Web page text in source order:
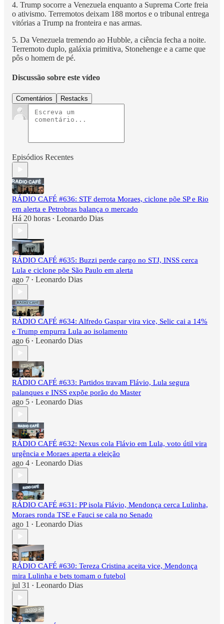
4. Trump socorre a Venezuela enquanto a Suprema Corte freia
o ativismo. Terremotos deixam 188 mortos e o tribunal entrega
vitórias a Trump na fronteira e nas armas.
5. Da Venezuela tremendo ao Hubble, a ciência fecha a noite.
Terremoto duplo, galáxia primitiva, Stonehenge e a carne que
pôs o homem de pé.
Discussão sobre este vídeo
Comentários Restacks
Episódios Recentes
RÁDIO CAFÉ #636: STF derrota Moraes, ciclone põe SP e Rio
em alerta e Petrobras balança o mercado
Há 20 horas • Leonardo Dias
RÁDIO CAFÉ #635: Buzzi perde cargo no STJ, INSS cerca
Lula e ciclone põe São Paulo em alerta
ago 7 • Leonardo Dias
RÁDIO CAFÉ #634: Alfredo Gaspar vira vice, Selic cai a 14%
e Trump empurra Lula ao isolamento
ago 6 • Leonardo Dias
RÁDIO CAFÉ #633: Partidos travam Flávio, Lula segura
palanques e INSS expõe porão do Master
ago 5 • Leonardo Dias
RÁDIO CAFÉ #632: Nexus cola Flávio em Lula, voto útil vira
urgência e Moraes aperta a eleição
ago 4 • Leonardo Dias
RÁDIO CAFÉ #631: PP isola Flávio, Mendonça cerca Lulinha,
Moraes ronda TSE e Fauci se cala no Senado
ago 1 • Leonardo Dias
RÁDIO CAFÉ #630: Tereza Cristina aceita vice, Mendonça
mira Lulinha e bets tomam o futebol
jul 31 • Leonardo Dias